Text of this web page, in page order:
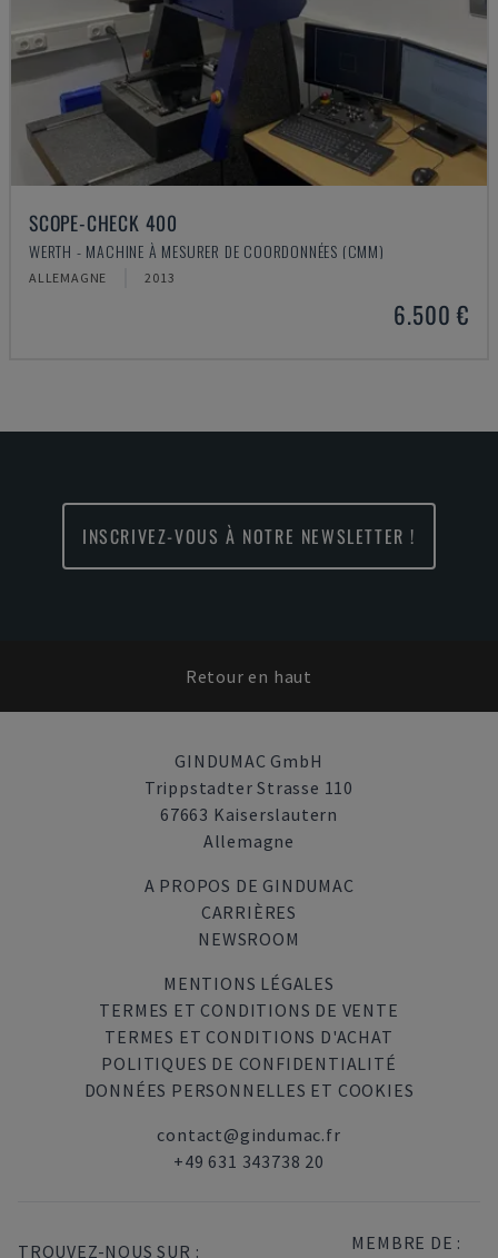
SCOPE-CHECK 400
WERTH - MACHINE À MESURER DE COORDONNÉES (CMM)
ALLEMAGNE 2013
6.500 €
INSCRIVEZ-VOUS À NOTRE NEWSLETTER !
Retour en haut
GINDUMAC GmbH
Trippstadter Strasse 110
67663 Kaiserslautern
Allemagne
A PROPOS DE GINDUMAC
CARRIÈRES
NEWSROOM
MENTIONS LÉGALES
TERMES ET CONDITIONS DE VENTE
TERMES ET CONDITIONS D'ACHAT
POLITIQUES DE CONFIDENTIALITÉ
DONNÉES PERSONNELLES ET COOKIES
contact@gindumac.fr
+49 631 343738 20
TROUVEZ-NOUS SUR : MEMBRE DE :